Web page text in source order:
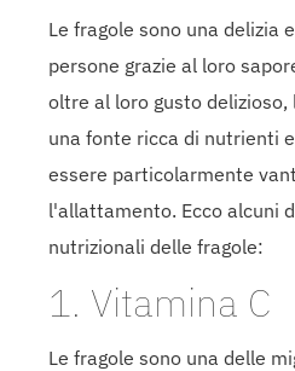
Le fragole sono una delizia
persone grazie al loro
oltre al loro gusto delizioso,
una fonte ricca di nutrienti
essere particolarmente
l'allattamento. Ecco alcuni
nutrizionali delle fragole:
1. Vitamina C
Le fragole sono una delle